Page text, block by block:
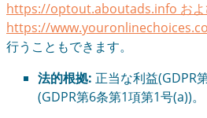
https://optout.aboutads.info お
https://
行うこともできます。
法的根拠: 正当な利益(GDPR
(GDPR第6条第1項第1号(a))。